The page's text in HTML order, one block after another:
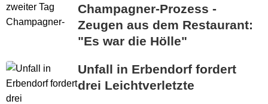
Champagner-Prozess -
Zeugen aus dem Restaurant:
"Es war die Hölle"
Unfall in Erbendorf fordert
drei Leichtverletzte